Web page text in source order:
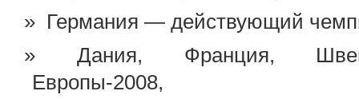
Германия — действующий
Дания, Франция,
Европы-2008,